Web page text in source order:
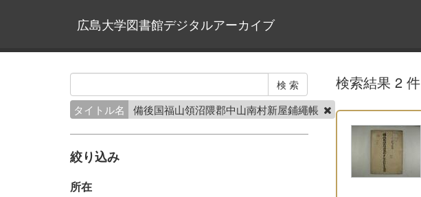
広島大学図書館デジタルアーカイブ
タイトル名 備後国福山領沼隈郡中山南村新屋鋪繩帳
絞り込み
所在
検索結果 2 件